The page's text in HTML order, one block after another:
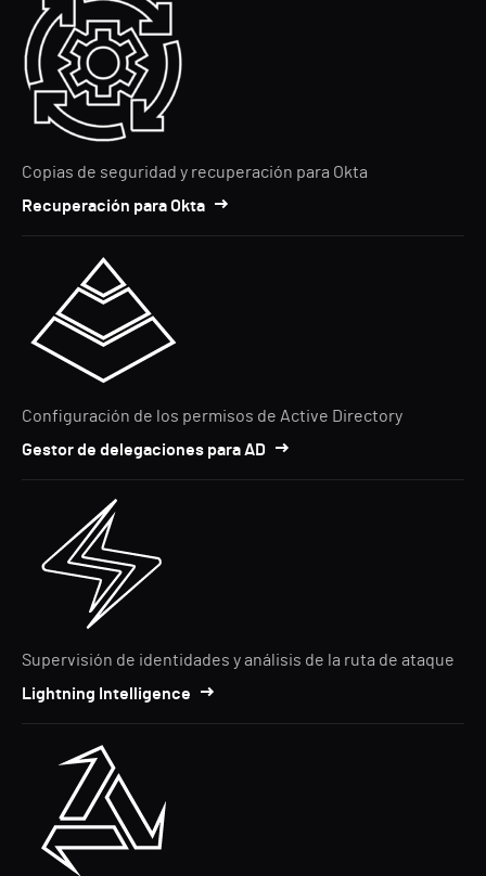
Copias de seguridad y recuperación para Okta
Recuperación para Okta
Configuración de los permisos de Active Directory
Gestor de delegaciones para AD
Supervisión de identidades y análisis de la ruta de ataque
Lightning Intelligence